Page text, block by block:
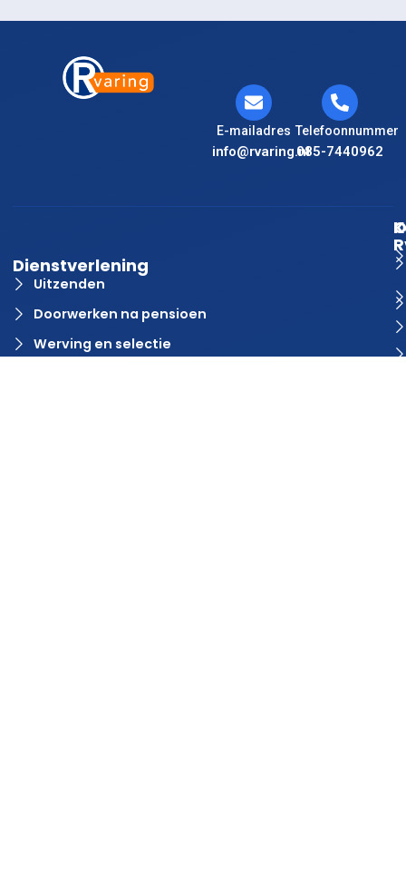
E-mailadres
info@rvaring.nl
Telefoonnummer
085-7440962
Dienstverlening
Uitzenden
Doorwerken na pensioen
Werving en selectie